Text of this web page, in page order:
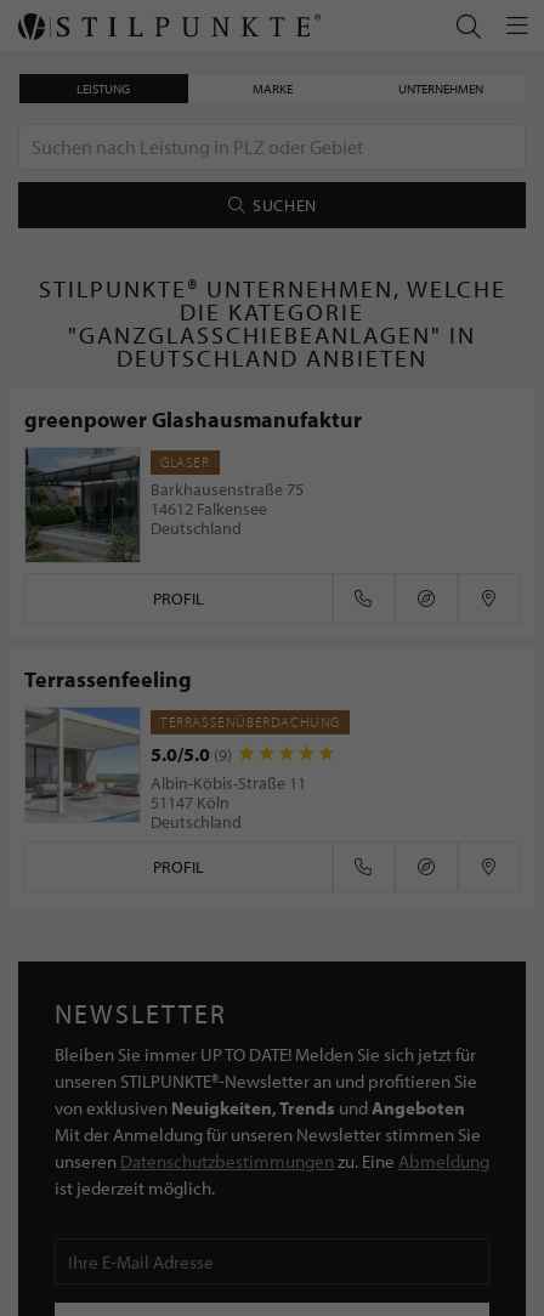
LEISTUNG MARKE UNTERNEHMEN
SUCHEN
STILPUNKTE® UNTERNEHMEN, WELCHE
DIE KATEGORIE
"GANZGLASSCHIEBEANLAGEN" IN
DEUTSCHLAND ANBIETEN
greenpower Glashausmanufaktur
GLASER
Barkhausenstraße 75
14612 Falkensee
Deutschland
PROFIL
Terrassenfeeling
TERRASSENÜBERDACHUNG
5.0/5.0 (9)
Albin-Köbis-Straße 11
51147 Köln
Deutschland
PROFIL
NEWSLETTER
Bleiben Sie immer UP TO DATE! Melden Sie sich jetzt für
unseren STILPUNKTE®-Newsletter an und profitieren Sie
von exklusiven Neuigkeiten, Trends undAngeboten
Mit der Anmeldung für unseren Newsletter stimmen Sie
unseren Datenschutzbestimmungen zu. Eine Abmeldung
ist jederzeit möglich.